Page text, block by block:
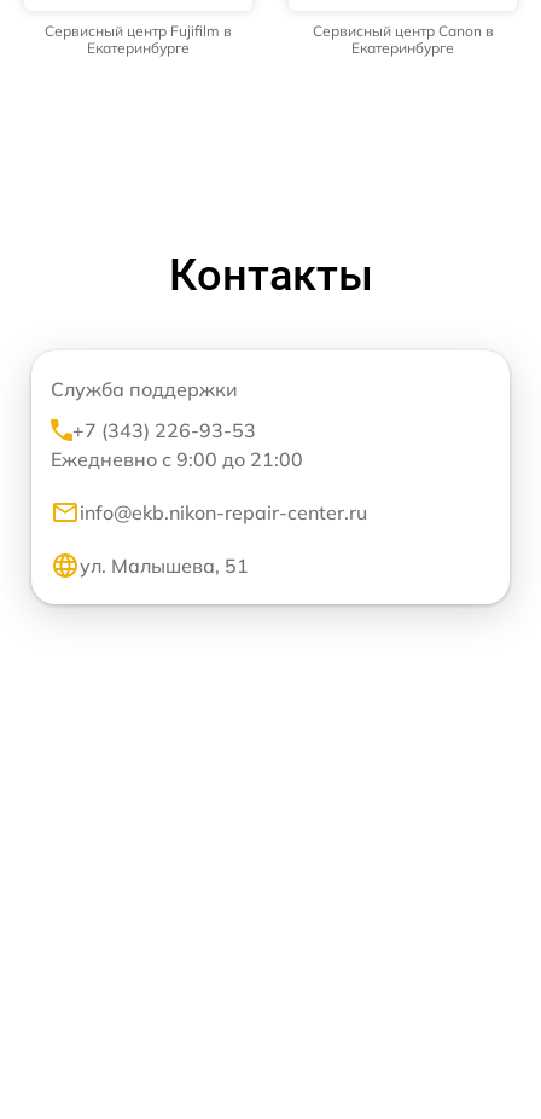
Сервисный центр Fujifilm в
Екатеринбурге
Сервисный центр Canon в
Екатеринбурге
Контакты
Служба поддержки
+7 (343) 226-93-53
Ежедневно с 9:00 до 21:00
info@ekb.nikon-repair-center.ru
ул. Малышева, 51